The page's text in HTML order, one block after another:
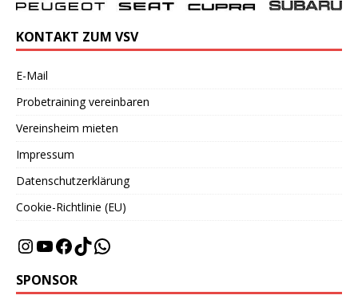
KONTAKT ZUM VSV
E-Mail
Probetraining vereinbaren
Vereinsheim mieten
Impressum
Datenschutzerklärung
Cookie-Richtlinie (EU)
SPONSOR